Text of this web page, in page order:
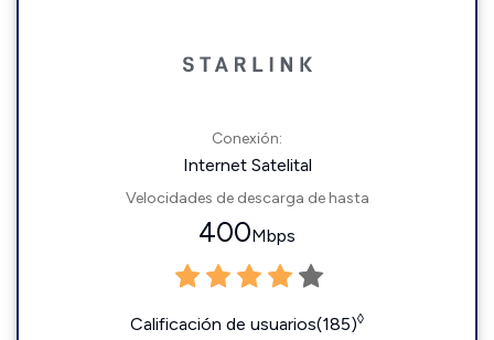
Conexión:
Internet Satelital
Velocidades de descarga de hasta
400Mbps
Calificación de usuarios(185)◊